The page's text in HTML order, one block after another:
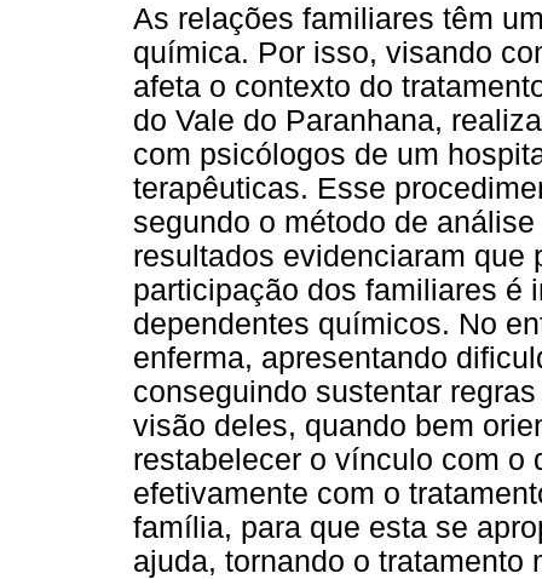
As relações familiares têm
química. Por isso, visando
afeta o contexto do
do Vale do Paranhana,
com psicólogos de um
terapêuticas. Esse
segundo o método de
resultados evidenciaram que
participação dos familiares é
dependentes químicos. No
enferma, apresentando
conseguindo sustentar
visão deles, quando bem
restabelecer o vínculo com o
efetivamente com o
família, para que esta se
ajuda, tornando o tratamento